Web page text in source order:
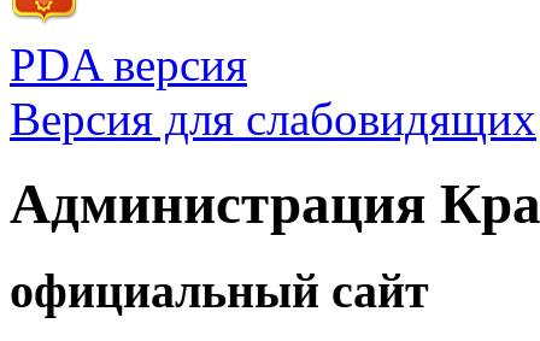
PDA версия
Версия для слабовидящих
Администрация
официальный сайт